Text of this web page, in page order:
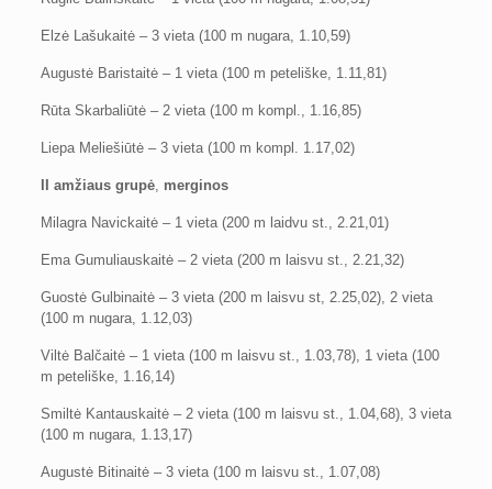
Elzė Lašukaitė – 3 vieta (100 m nugara, 1.10,59)
Augustė Baristaitė – 1 vieta (100 m peteliške, 1.11,81)
Rūta Skarbaliūtė – 2 vieta (100 m kompl., 1.16,85)
Liepa Meliešiūtė – 3 vieta (100 m kompl. 1.17,02)
II amžiaus grupė, merginos
Milagra Navickaitė – 1 vieta (200 m laidvu st., 2.21,01)
Ema Gumuliauskaitė – 2 vieta (200 m laisvu st., 2.21,32)
Guostė Gulbinaitė – 3 vieta (200 m laisvu st, 2.25,02), 2 vieta
(100 m nugara, 1.12,03)
Viltė Balčaitė – 1 vieta (100 m laisvu st., 1.03,78), 1 vieta (100
m peteliške, 1.16,14)
Smiltė Kantauskaitė – 2 vieta (100 m laisvu st., 1.04,68), 3 vieta
(100 m nugara, 1.13,17)
Augustė Bitinaitė – 3 vieta (100 m laisvu st., 1.07,08)